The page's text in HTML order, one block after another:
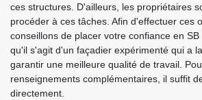
ces structures. D'ailleurs, les propriétaires
procéder à ces tâches. Afin d'effectuer ces
conseillons de placer votre confiance en
qu'il s'agit d'un façadier expérimenté qui a
garantir une meilleure qualité de travail.
renseignements complémentaires, il suffit
directement.